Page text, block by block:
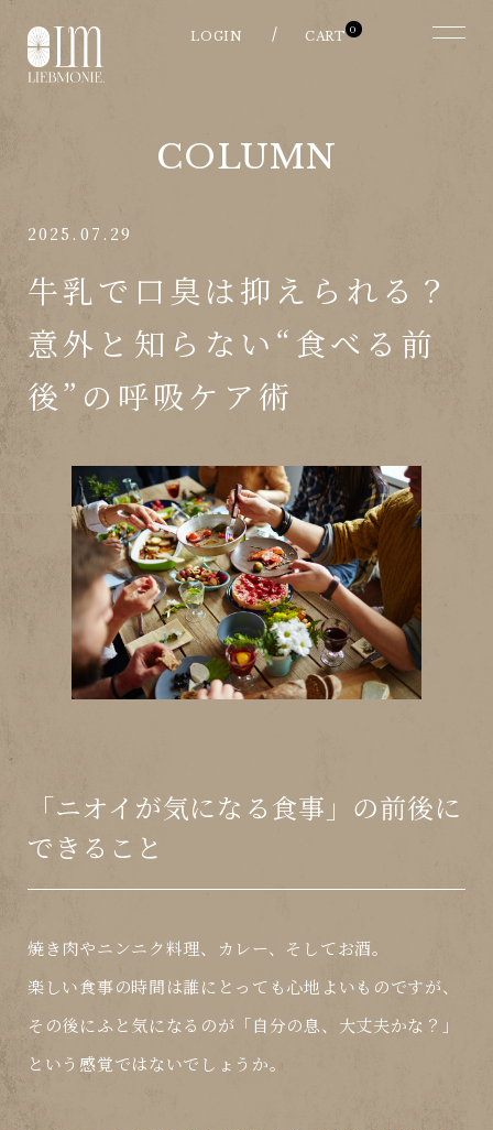
0
COLUMN
2025.07.29
牛乳で口臭は抑えられる？
意外と知らない“食べる前
後”の呼吸ケア術
「ニオイが気になる食事」の前後に
できること
焼き肉やニンニク料理、カレー、そしてお酒。
楽しい食事の時間は誰にとっても心地よいものですが、
その後にふと気になるのが「自分の息、大丈夫かな？」
という感覚ではないでしょうか。